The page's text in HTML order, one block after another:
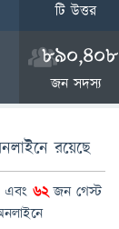
টি উত্তর
890,408
জন সদস্য
রয়েছে
62জন গেস্ট